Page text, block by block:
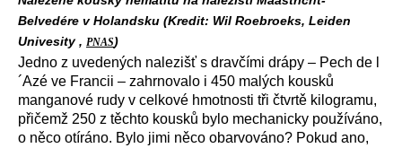
Belvedére v Holandsku (Kredit: Wil Roebroeks, Leiden
Univesity , PNAS)
Jedno z uvedených nalezišť s dravčími drápy – Pech de l
´Azé ve Francii – zahrnovalo i 450 malých kousků
manganové rudy v celkové hmotnosti tři čtvrtě kilogramu,
přičemž 250 z těchto kousků bylo mechanicky používáno,
o něco otíráno. Bylo jimi něco obarvováno? Pokud ano,